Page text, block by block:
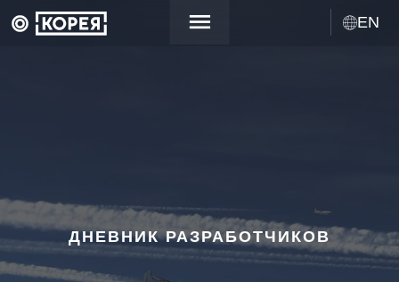
EN
ДНЕВНИК РАЗРАБОТЧИКОВ